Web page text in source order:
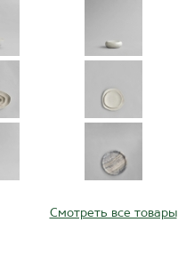
Смотреть все товары